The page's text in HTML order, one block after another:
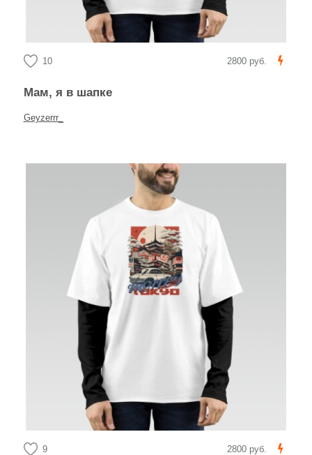
10 2800 руб.
Мам, я в шапке
Geyzerrr_
9 2800 руб.